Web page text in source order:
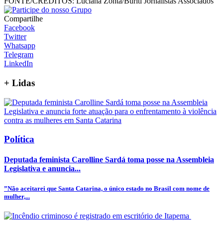
Compartilhe
Facebook
Twitter
Whatsapp
Telegram
LinkedIn
+ Lidas
Política
Deputada feminista Carolline Sardá toma posse na Assembleia
Legislativa e anuncia...
”Não aceitarei que Santa Catarina, o único estado no Brasil com nome de
mulher,...